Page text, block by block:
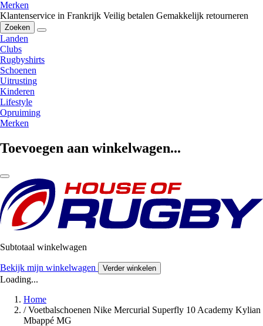
Merken
Klantenservice in Frankrijk Veilig betalen Gemakkelijk retourneren
Zoeken
Landen
Clubs
Rugbyshirts
Schoenen
Uitrusting
Kinderen
Lifestyle
Opruiming
Merken
Toevoegen aan winkelwagen...
Subtotaal winkelwagen
Bekijk mijn winkelwagen Verder winkelen
Loading...
Home
/ Voetbalschoenen Nike Mercurial Superfly 10 Academy Kylian
Mbappé MG